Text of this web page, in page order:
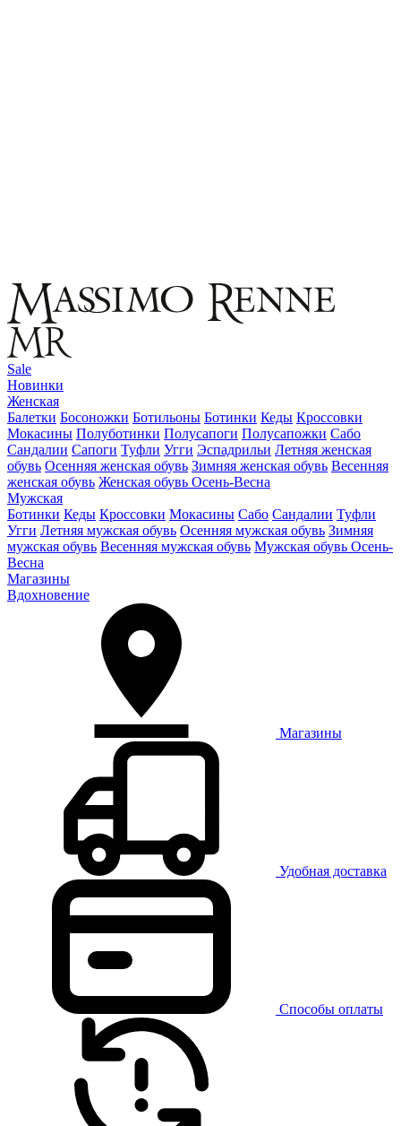
Sale
Новинки
Женская
Балетки Босоножки Ботильоны Ботинки Кеды Кроссовки
Мокасины Полуботинки Полусапоги Полусапожки Сабо
Сандалии Сапоги Туфли Угги Эспадрильи Летняя женская
обувь Осенняя женская обувь Зимняя женская обувь Весенняя
женская обувь Женская обувь Осень-Весна
Мужская
Ботинки Кеды Кроссовки Мокасины Сабо Сандалии Туфли
Угги Летняя мужская обувь Осенняя мужская обувь Зимняя
мужская обувь Весенняя мужская обувь Мужская обувь Осень-
Весна
Магазины
Вдохновение
Магазины
Удобная доставка
Способы оплаты